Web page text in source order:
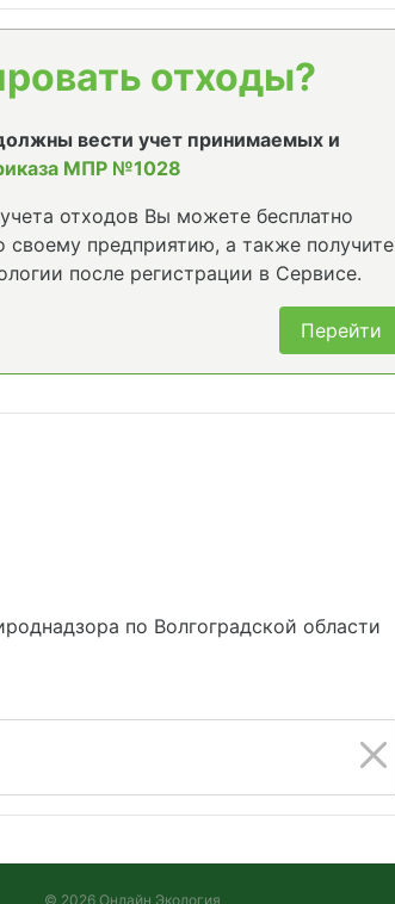
отходы?
вести учет принимаемых и
МПР №1028
отходов Вы можете бесплатно
предприятию, а также получите
после регистрации в Сервисе.
Перейти
по Волгоградской области
© 2026 Онлайн Экология